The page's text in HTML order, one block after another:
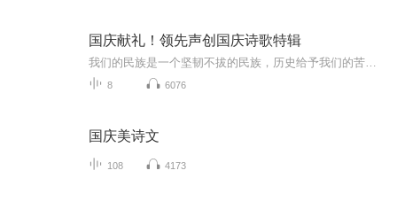
国庆献礼！领先声创国庆诗歌特辑
8 6076
国庆美诗文
108 4173